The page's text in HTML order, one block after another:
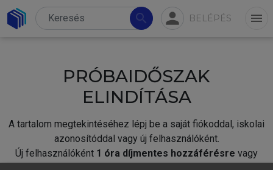
search person BELÉPÉS menu
PRÓBAIDŐSZAK
ELINDÍTÁSA
A tartalom megtekintéséhez lépj be a saját fiókoddal, iskolai
azonosítóddal vagy új felhasználóként.
Új felhasználóként 1 óra díjmentes hozzáférésre vagy